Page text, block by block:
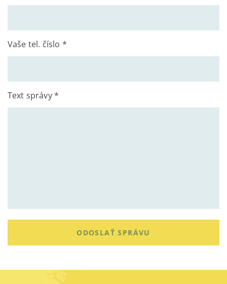
Vaše tel. číslo *
Text správy *
ODOSLAŤ SPRÁVU